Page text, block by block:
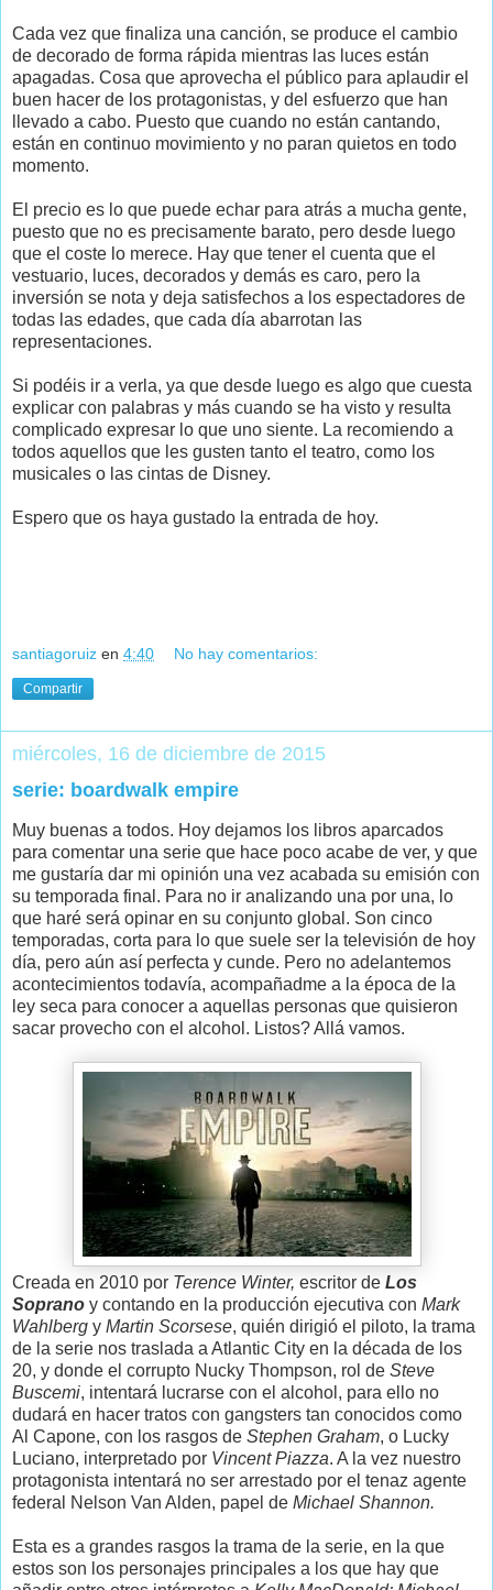
Cada vez que finaliza una canción, se produce el cambio
de decorado de forma rápida mientras las luces están
apagadas. Cosa que aprovecha el público para aplaudir el
buen hacer de los protagonistas, y del esfuerzo que han
llevado a cabo. Puesto que cuando no están cantando,
están en continuo movimiento y no paran quietos en todo
momento.
El precio es lo que puede echar para atrás a mucha gente,
puesto que no es precisamente barato, pero desde luego
que el coste lo merece. Hay que tener el cuenta que el
vestuario, luces, decorados y demás es caro, pero la
inversión se nota y deja satisfechos a los espectadores de
todas las edades, que cada día abarrotan las
representaciones.
Si podéis ir a verla, ya que desde luego es algo que cuesta
explicar con palabras y más cuando se ha visto y resulta
complicado expresar lo que uno siente. La recomiendo a
todos aquellos que les gusten tanto el teatro, como los
musicales o las cintas de Disney.
Espero que os haya gustado la entrada de hoy.
santiagoruiz en 4:40 No hay comentarios:
Compartir
miércoles, 16 de diciembre de 2015
serie: boardwalk empire
Muy buenas a todos. Hoy dejamos los libros aparcados
para comentar una serie que hace poco acabe de ver, y que
me gustaría dar mi opinión una vez acabada su emisión con
su temporada final. Para no ir analizando una por una, lo
que haré será opinar en su conjunto global. Son cinco
temporadas, corta para lo que suele ser la televisión de hoy
día, pero aún así perfecta y cunde. Pero no adelantemos
acontecimientos todavía, acompañadme a la época de la
ley seca para conocer a aquellas personas que quisieron
sacar provecho con el alcohol. Listos? Allá vamos.
Creada en 2010 por Terence Winter, escritor de Los
Soprano y contando en la producción ejecutiva con Mark
Wahlberg y Martin Scorsese, quién dirigió el piloto, la trama
de la serie nos traslada a Atlantic City en la década de los
20, y donde el corrupto Nucky Thompson, rol de Steve
Buscemi, intentará lucrarse con el alcohol, para ello no
dudará en hacer tratos con gangsters tan conocidos como
Al Capone, con los rasgos de Stephen Graham, o Lucky
Luciano, interpretado por Vincent Piazza. A la vez nuestro
protagonista intentará no ser arrestado por el tenaz agente
federal Nelson Van Alden, papel de Michael Shannon.
Esta es a grandes rasgos la trama de la serie, en la que
estos son los personajes principales a los que hay que